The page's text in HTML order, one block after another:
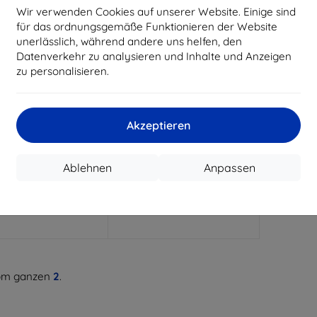
Wir verwenden Cookies auf unserer Website. Einige sind
für das ordnungsgemäße Funktionieren der Website
unerlässlich, während andere uns helfen, den
Datenverkehr zu analysieren und Inhalte und Anzeigen
zu personalisieren.
Akzeptieren
Anpassen
Ablehnen
mit
Gutschein
EXTRA10
Silikonhülle für
-10%
mit
Gutschein
EXTRA10
Beline Silikonhülle für
ganzen 2.